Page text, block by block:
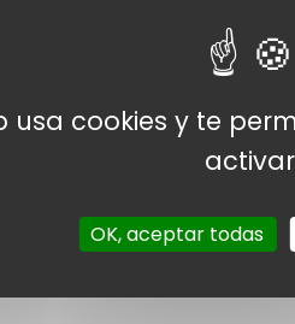
Leer más
usa cookies y te
activar
OK, aceptar todas